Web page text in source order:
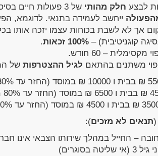
לבצע חלק מהותי של 3 פעולות חיים בסיסיות (D.L) מתוך 6 פעולות.
ייחשב לעמידה בתנאי. לדוגמא,
אך לא לשבת בכוחות עצמו יזכה אותו
קוגניטיבית) –100% זכאות
.
– 60 חודש.
משתנים בהתאם לגיל ההצטרפות של
(תנאים לא מזכים):
– החייל במהלך שירותו הצבאי אינו
בסוגרים)